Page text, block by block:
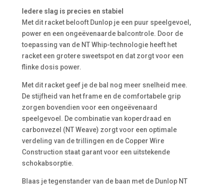
Iedere slag is precies en stabiel
Met dit racket belooft Dunlop je een puur speelgevoel,
power en een ongeëvenaarde balcontrole. Door de
toepassing van de NT Whip-technologie heeft het
racket een grotere sweetspot en dat zorgt voor een
flinke dosis power.
Met dit racket geef je de bal nog meer snelheid mee.
De stijfheid van het frame en de comfortabele grip
zorgen bovendien voor een ongeëvenaard
speelgevoel. De combinatie van koperdraad en
carbonvezel (NT Weave) zorgt voor een optimale
verdeling van de trillingen en de Copper Wire
Construction staat garant voor een uitstekende
schokabsorptie.
Blaas je tegenstander van de baan met de Dunlop NT